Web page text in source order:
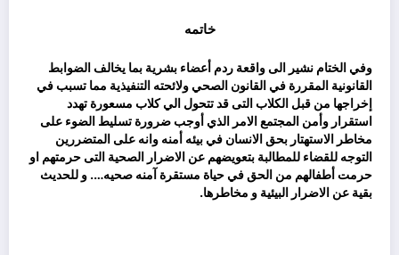
خاتمه
وفي الختام نشير الى واقعة ردم أعضاء بشرية بما يخالف الضوابط
القانونية المقررة في القانون الصحي ولائحته التنفيذية مما تسبب في
إخراجها من قبل الكلاب التى قد تتحول الي كلاب مسعورة تهدد
استقرار وأمن المجتمع الامر الذي أوجب ضرورة تسليط الضوء على
مخاطر الاستهتار بحق الانسان في بيئه أمنه وانه على المتضررين
التوجه للقضاء للمطالبة بتعويضهم عن الاضرار الصحية التى حرمتهم او
حرمت أطفالهم من الحق في حياة مستقرة آمنه صحيه…. و للحديث
بقية عن الاضرار البيئية و مخاطرها.